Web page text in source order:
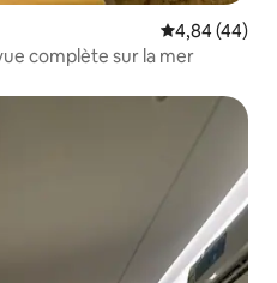
Note
4,84 (44)
complète sur la mer